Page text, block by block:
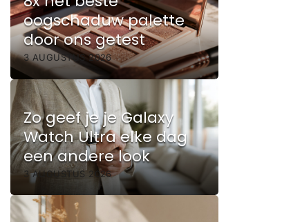
oogschaduw palette
door ons getest
3 AUGUSTUS 2026
Zo geef je je Galaxy
Watch Ultra elke dag
een andere look
3 AUGUSTUS 2026